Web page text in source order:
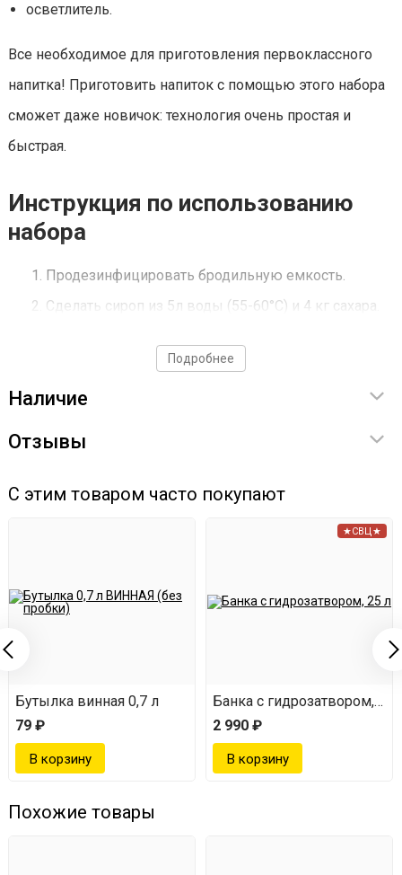
осветлитель.
Все необходимое для приготовления первоклассного
напитка! Приготовить напиток с помощью этого набора
сможет даже новичок: технология очень простая и
быстрая.
Инструкция по использованию
набора
Продезинфицировать бродильную емкость.
Сделать сироп из 5л воды (55-60°С) и 4 кг сахара.
емкость для брожения, залить горячим сиропом и
дать остыть. Затем долить водой до объема 23
Подробнее
Наличие
Отзывы
С этим товаром часто покупают
Бутылка винная 0,7 л
79 ₽
★СВЦ★
Банка с гидрозатвором, 25
2 990 ₽
Похожие товары